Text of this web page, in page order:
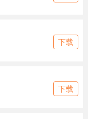
下载
下载